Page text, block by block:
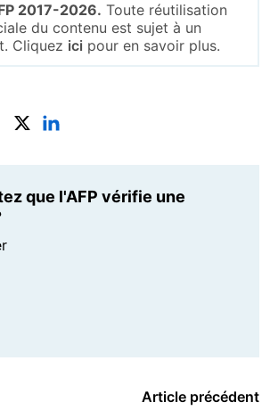
2017-2026. Toute réutilisation
du contenu est sujet à un
Cliquez ici pour en savoir plus.
que l'AFP vérifie une
Article précédent